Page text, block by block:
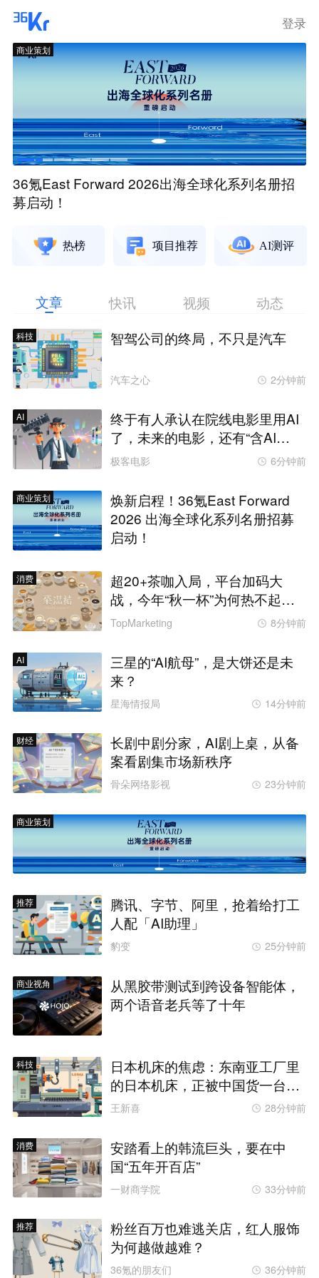
登录
商业策划
36氪East Forward 2026出海全球化系列名册招
募启动！
热榜 项目推荐 AI测评
文章 快讯 视频 动态
科技 智驾公司的终局，不只是汽车
汽车之心 2分钟前
AI
终于有人承认在院线电影里用AI
了，未来的电影，还有“含AI
量”为零的可能吗？
极客电影 6分钟前
商业策划
焕新启程！36氪East Forward
2026 出海全球化系列名册招募
启动！
消费
超20+茶咖入局，平台加码大
战，今年“秋一杯”为何热不起
来？
TopMarketing 8分钟前
AI
三星的“AI航母”，是大饼还是未
来？
星海情报局 14分钟前
财经
长剧中剧分家，AI剧上桌，从备
案看剧集市场新秩序
骨朵网络影视 23分钟前
商业策划
推荐
腾讯、字节、阿里，抢着给打工
人配「AI助理」
豹变 25分钟前
商业视角
从黑胶带测试到跨设备智能体，
两个语音老兵等了十年
科技
日本机床的焦虑：东南亚工厂里
的日本机床，正被中国货一台台
替换掉
王新喜 28分钟前
消费
安踏看上的韩流巨头，要在中
国“五年开百店”
一财商学院 33分钟前
推荐
粉丝百万也难逃关店，红人服饰
为何越做越难？
36氪的朋友们 36分钟前